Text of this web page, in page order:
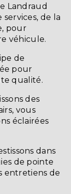
Landraud
de la
pour
véhicule.
de
pour
qualité.
des
vous
éclairées
dans
de pointe
entretiens de